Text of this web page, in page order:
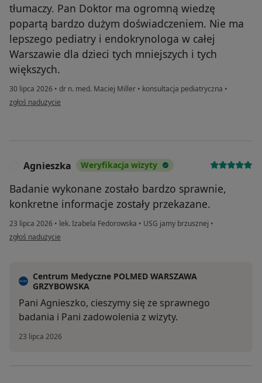
tłumaczy. Pan Doktor ma ogromną wiedzę
popartą bardzo dużym doświadczeniem. Nie ma
lepszego pediatry i endokrynologa w całej
Warszawie dla dzieci tych mniejszych i tych
większych.
30 lipca 2026 • dr n. med. Maciej Miller • konsultacja pediatryczna •
w opinii użytkownika Julka Z - pacjentka
zgłoś nadużycie
Agnieszka Weryfikacja wizyty
Badanie wykonane zostało bardzo sprawnie,
konkretne informacje zostały przekazane.
23 lipca 2026 • lek. Izabela Fedorowska • USG jamy brzusznej •
w opinii użytkownika Agnieszka
zgłoś nadużycie
Centrum Medyczne POLMED WARSZAWA
GRZYBOWSKA
Pani Agnieszko, cieszymy się ze sprawnego
badania i Pani zadowolenia z wizyty.
23 lipca 2026